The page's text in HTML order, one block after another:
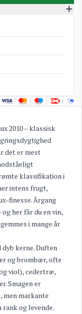
2010 – klassisk
det er mest
klassifikation i
intens frugt,
finesse. Årgang
her får du en vin,
i mange år
kerne. Duften
og brombær, ofte
viol), cedertræ,
Smagen er
markante
og levende.